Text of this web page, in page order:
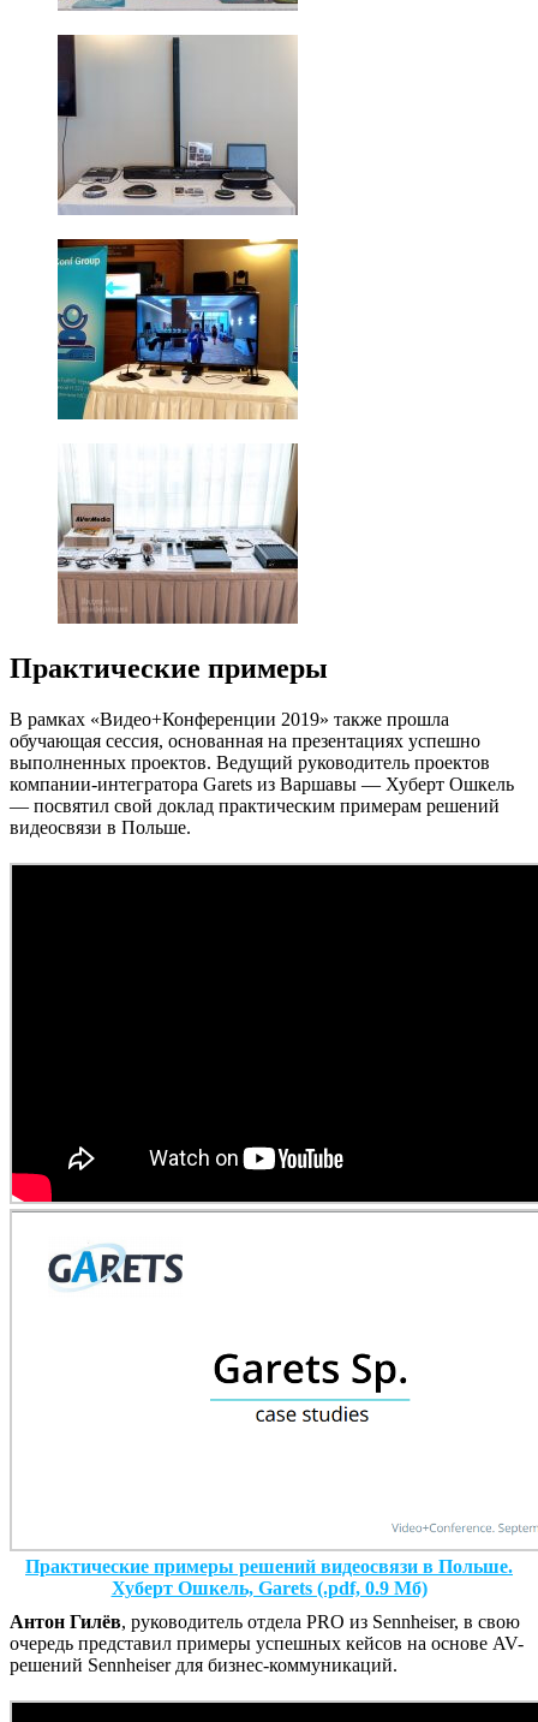
Практические примеры
В рамках «Видео+Конференции 2019» также прошла
обучающая сессия, основанная на презентациях успешно
выполненных проектов. Ведущий руководитель проектов
компании-интегратора Garets из Варшавы — Хуберт Ошкель
— посвятил свой доклад практическим примерам решений
видеосвязи в Польше.
Практические примеры решений видеосвязи в Польше.
Хуберт Ошкель, Garets (.pdf, 0.9 Мб)
Антон Гилёв, руководитель отдела PRO из Sennheiser, в свою
очередь представил примеры успешных кейсов на основе AV-
решений Sennheiser для бизнес-коммуникаций.